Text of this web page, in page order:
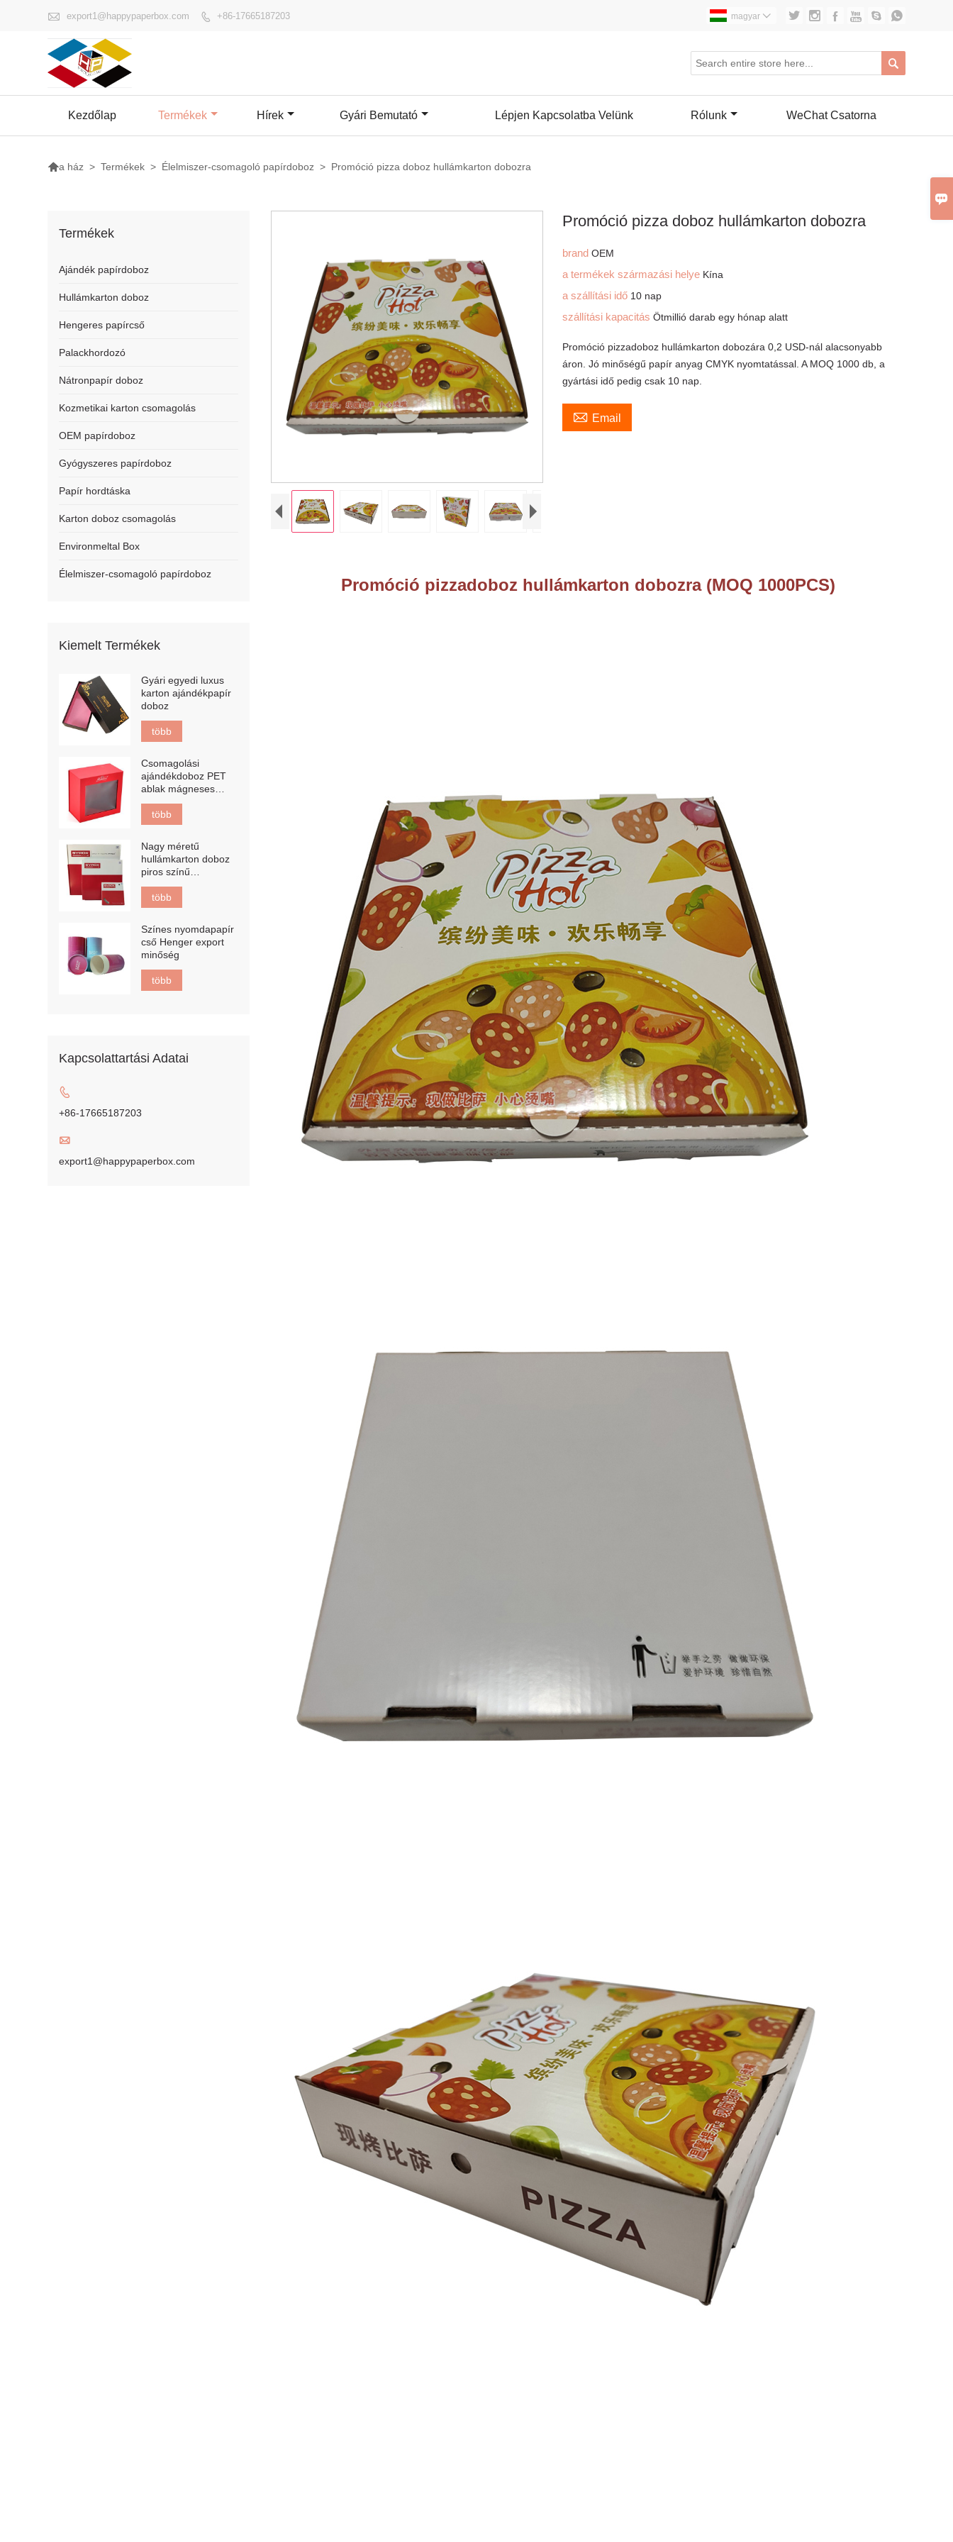

 export1@happypaperbox.com  +86-17665187203      
magyar 

Kezdőlap Termékek Hírek Gyári Bemutató Lépjen Kapcsolatba Velünk Rólunk WeChat Csatorna
a ház > Termékek > Élelmiszer-csomagoló papírdoboz > Promóció pizza doboz hullámkarton dobozra
Promóció pizza doboz hullámkarton dobozra
brandOEM
a termékek származási helye Kína
a szállítási idő 10 nap
szállítási kapacitásÖtmillió darab egy hónap alatt
Promóció pizzadoboz hullámkarton dobozára 0,2 USD-nál alacsonyabb
áron. Jó minőségű papír anyag CMYK nyomtatással. A MOQ 1000 db, a
gyártási idő pedig csak 10 nap.
 Email
Promóció pizzadoboz hullámkarton dobozra (MOQ 1000PCS)
Termékek
Ajándék papírdoboz
Hullámkarton doboz
Hengeres papírcső
Palackhordozó
Nátronpapír doboz
Kozmetikai karton csomagolás
OEM papírdoboz
Gyógyszeres papírdoboz
Papír hordtáska
Karton doboz csomagolás
Environmeltal Box
Élelmiszer-csomagoló papírdoboz
Kiemelt Termékek
Gyári egyedi luxus
karton ajándékpapír
doboz
több
Csomagolási
ajándékdoboz PET
ablak mágneses
csomagolódobozsal
több
Nagy méretű
hullámkarton doboz
piros színű
nyomtatással E
fuvola hullámkarton
doboz
több
Színes nyomdapapír
cső Henger export
minőség
több
Kapcsolattartási Adatai

+86-17665187203

export1@happypaperbox.com